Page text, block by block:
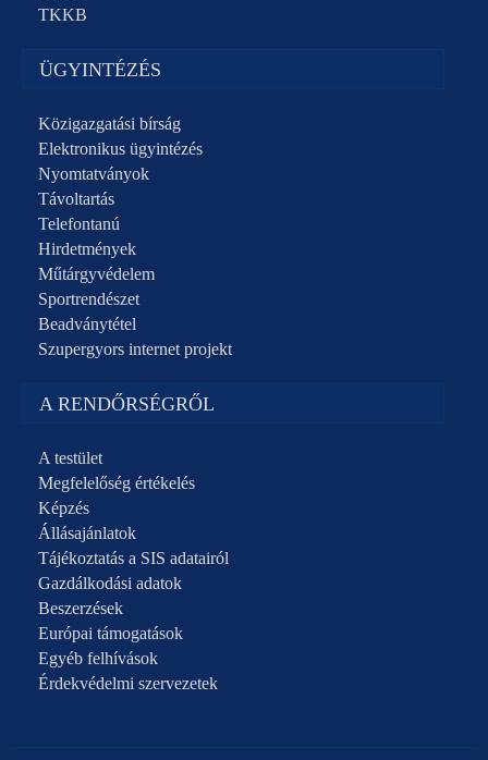
TKKB
ÜGYINTÉZÉS
Közigazgatási bírság
Elektronikus ügyintézés
Nyomtatványok
Távoltartás
Telefontanú
Hirdetmények
Műtárgyvédelem
Sportrendészet
Beadványtétel
Szupergyors internet projekt
A RENDŐRSÉGRŐL
A testület
Megfelelőség értékelés
Képzés
Állásajánlatok
Tájékoztatás a SIS adatairól
Gazdálkodási adatok
Beszerzések
Európai támogatások
Egyéb felhívások
Érdekvédelmi szervezetek